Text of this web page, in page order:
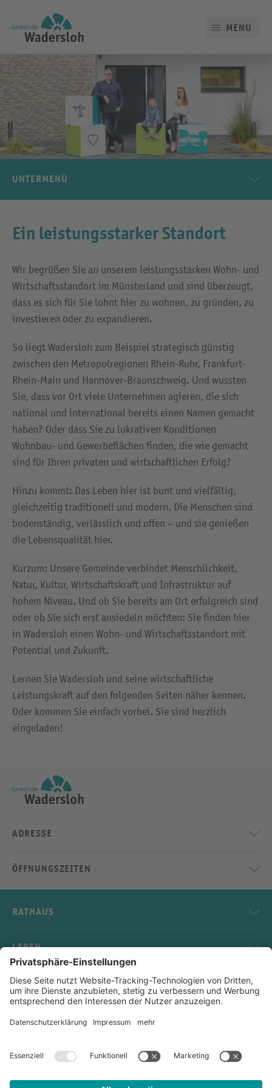
MENU
UNTERMENÜ
Ein leistungsstarker Standort
Wir begrüßen Sie an unserem leistungsstarken Wohn- und
Wirtschaftsstandort im Münsterland und sind überzeugt,
dass es sich für Sie lohnt hier zu wohnen, zu gründen, zu
investieren oder zu expandieren.
So liegt Wadersloh zum Beispiel strategisch günstig
zwischen den Metropolregionen Rhein-Ruhr, Frankfurt-
Rhein-Main und Hannover-Braunschweig. Und wussten
Sie, dass vor Ort viele Unternehmen agieren, die sich
national und international bereits einen Namen gemacht
haben? Oder dass Sie zu lukrativen Konditionen
Wohnbau- und Gewerbeflächen finden, die wie gemacht
sind für Ihren privaten und wirtschaftlichen Erfolg?
Hinzu kommt: Das Leben hier ist bunt und vielfältig,
gleichzeitig traditionell und modern. Die Menschen sind
bodenständig, verlässlich und offen – und sie genießen
die Lebensqualität hier.
Kurzum: Unsere Gemeinde verbindet Menschlichkeit,
Natur, Kultur, Wirtschaftskraft und Infrastruktur auf
hohem Niveau. Und ob Sie bereits am Ort erfolgreich sind
oder ob Sie sich erst ansiedeln möchten: Sie finden hier
in Wadersloh einen Wohn- und Wirtschaftsstandort mit
Potential und Zukunft.
Lernen Sie Wadersloh und seine wirtschaftliche
Leistungskraft auf den folgenden Seiten näher kennen.
Oder kommen Sie einfach vorbei. Sie sind herzlich
eingeladen!
ADRESSE
ÖFFNUNGSZEITEN
RATHAUS
LEBEN
SERVICE
KONTAKT